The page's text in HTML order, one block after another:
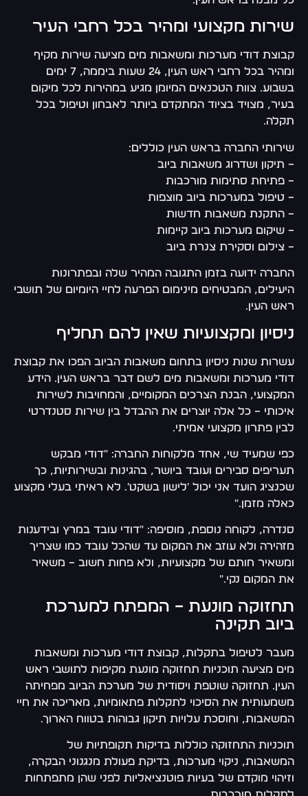
שירות מקצועי ומהיר בכל רחבי העיר
קבוצת דודי מערכות ומשאבות מים מציעה שירות מקיף
ומהיר בכל רחבי ראש העין, 24 שעות ביממה, 7 ימים
בשבוע. צוות הטכנאים המיומן מגיע במהירות לכל מיקום
בעיר, מצויד בציוד המתקדם ביותר לאבחון וטיפול בכל
תקלה.
שירותי החברה בראש העין כוללים:
– תיקון ושדרוג משאבות ביוב
– פתיחת סתימות מורכבות
– טיפול במערכות ביוב מוצפות
– התקנת משאבות חדשות
– שיקום מערכות ביוב קיימות
– צילום וסקירת צנרת ביוב
החברה ידועה בזמן התגובה המהיר שלה ובפתרונות
היעילים, המבטיחים מינימום הפרעה לחיי היומיום של תושבי
ראש העין.
ניסיון ומקצועיות שאין להם תחליף
עשרות שנות ניסיון בתחום משאבות הביוב הפכו את קבוצת
דודי מערכות ומשאבות מים לשם דבר בראש העין. הידע
המקצועי, הבנת הצרכים המקומיים, והמחויבות לשירות
איכותי – כל אלה יוצרים את ההבדל בין שירות סטנדרטי
לבין פתרון מקצועי אמיתי.
כפי שמעיד שי, אחד מלקוחות החברה: "דודי מבקש
תעריפים סבירים ועובד ביושר, בהגינות ובשירותיות, כך
שכנציג הועד אני יכול 'לישון בשקט'. לא ראיתי בעלי מקצוע
כאלה מזמן."
סנדרה, לקוחה נוספת, מוסיפה: "דודי עובד במרץ ובידענות
מזהירה ולא עוזב את המקום עד שהכל עובד כמו שצריך
ומשאיר חותם של מקצועיות, ולא פחות חשוב – משאיר
את המקום נקי."
תחזוקה מונעת – המפתח למערכת
ביוב תקינה
מעבר לטיפול בתקלות, קבוצת דודי מערכות ומשאבות
מים מציעה תוכניות תחזוקה מונעת מקיפות לתושבי ראש
העין. תחזוקה שוטפת ויסודית של מערכת הביוב מפחיתה
משמעותית את הסיכוי לתקלות פתאומיות, מאריכה את חיי
המשאבות, וחוסכת עלויות תיקון גבוהות בטווח הארוך.
תוכניות התחזוקה כוללות בדיקות תקופתיות של
המשאבות, ניקוי מערכות, בדיקת פעולת מנגנוני הבקרה,
וזיהוי מוקדם של בעיות פוטנציאליות לפני שהן מתפתחות